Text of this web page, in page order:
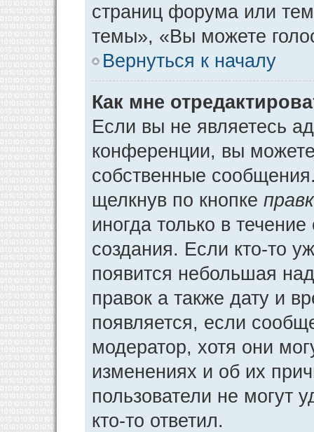
страниц форума или
темы», «Вы можете
Вернуться к началу
Как мне
Если вы не являетесь
конференции, вы можете
собственные
щелкнув по кнопке
иногда только в
создания. Если кто-то
появится небольшая
правок а также дату и
появляется, если
модератор, хотя они
изменениях и об их
пользователи не могут
кто-то ответил.